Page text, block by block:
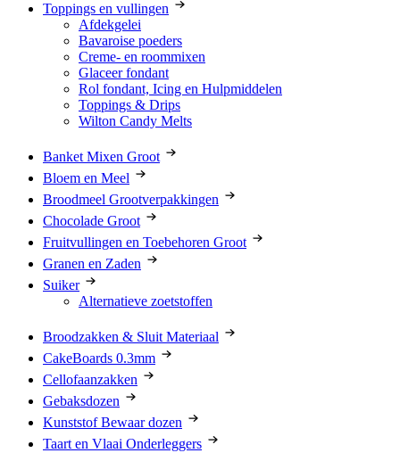
Toppings en vullingen
Afdekgelei
Bavaroise poeders
Creme- en roommixen
Glaceer fondant
Rol fondant, Icing en Hulpmiddelen
Toppings & Drips
Wilton Candy Melts
Banket Mixen Groot
Bloem en Meel
Broodmeel Grootverpakkingen
Chocolade Groot
Fruitvullingen en Toebehoren Groot
Granen en Zaden
Suiker
Alternatieve zoetstoffen
Broodzakken & Sluit Materiaal
CakeBoards 0.3mm
Cellofaanzakken
Gebaksdozen
Kunststof Bewaar dozen
Taart en Vlaai Onderleggers